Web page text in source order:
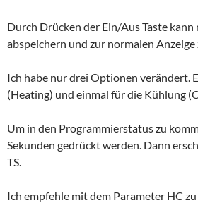
Durch Drücken der Ein/Aus Taste kann
abspeichern und zur normalen
Ich habe nur drei Optionen verändert.
(Heating) und einmal für die Kühlung
Um in den Programmierstatus zu
Sekunden gedrückt werden. Dann
TS.
Ich empfehle mit dem Parameter HC